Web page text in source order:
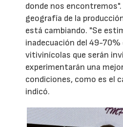
donde nos
geografía de la
está cambiando. "Se
inadecuación del 49-70%
vitivinícolas que serán
experimentarán una
condiciones, como es el
indicó.